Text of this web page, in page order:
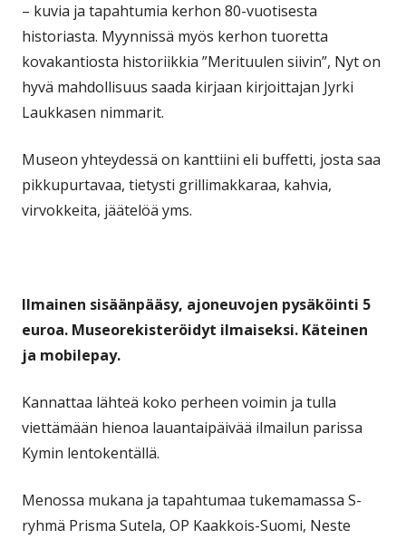
– kuvia ja tapahtumia kerhon 80-vuotisesta
historiasta. Myynnissä myös kerhon tuoretta
kovakantiosta historiikkia ”Merituulen siivin”, Nyt on
hyvä mahdollisuus saada kirjaan kirjoittajan Jyrki
Laukkasen nimmarit.
Museon yhteydessä on kanttiini eli buffetti, josta saa
pikkupurtavaa, tietysti grillimakkaraa, kahvia,
virvokkeita, jäätelöä yms.
Ilmainen sisäänpääsy, ajoneuvojen pysäköinti 5
euroa. Museorekisteröidyt ilmaiseksi. Käteinen
ja mobilepay.
Kannattaa lähteä koko perheen voimin ja tulla
viettämään hienoa lauantaipäivää ilmailun parissa
Kymin lentokentällä.
Menossa mukana ja tapahtumaa tukemamassa S-
ryhmä Prisma Sutela, OP Kaakkois-Suomi, Neste